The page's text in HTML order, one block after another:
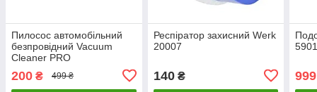
Пилосос автомобільний
безпровідний Vacuum
Cleaner PRO
200 ₴ 499 ₴
Респіратор захисний Werk
20007
140₴ 999